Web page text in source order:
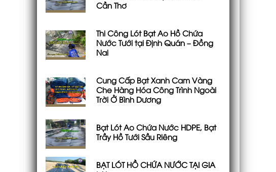
Cần Thơ
Thi Công Lót Bạt Ao Hồ Chứa
Nước Tưới tại Định Quán – Đồng
Nai
Cung Cấp Bạt Xanh Cam Vàng
Che Hàng Hóa Công Trình Ngoài
Trời Ở Bình Dương
Bạt Lót Ao Chứa Nước HDPE, Bạt
Trầy Hồ Tưới Sầu Riêng
BẠT LÓT HỒ CHỨA NƯỚC TẠI GIA